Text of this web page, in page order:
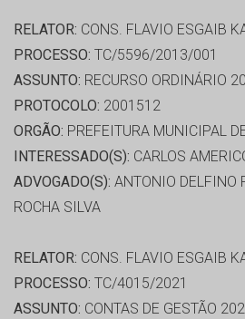
RELATOR: CONS. FLAVIO ESGAIB
PROCESSO: TC/5596/2013/001
ASSUNTO: RECURSO ORDINÁRIO
PROTOCOLO: 2001512
ORGÃO: PREFEITURA MUNICIPAL
INTERESSADO(S): CARLOS
ADVOGADO(S): ANTONIO DELFINO
ROCHA SILVA
RELATOR: CONS. FLAVIO ESGAIB
PROCESSO: TC/4015/2021
ASSUNTO: CONTAS DE GESTÃO